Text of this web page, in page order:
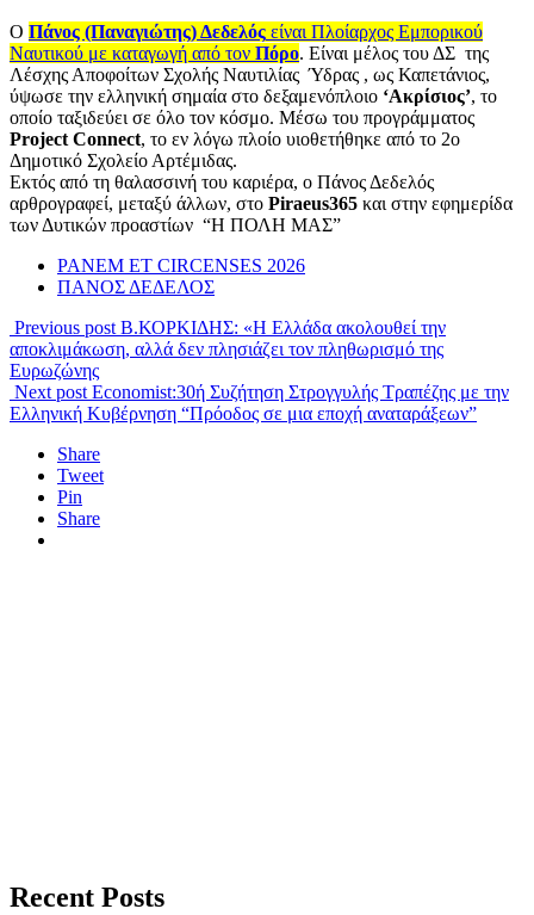
Ο Πάνος (Παναγιώτης) Δεδελός είναι Πλοίαρχος Εμπορικού
Ναυτικού με καταγωγή από τον Πόρο. Είναι μέλος του ΔΣ της
Λέσχης Αποφοίτων Σχολής Ναυτιλίας Ύδρας , ως Καπετάνιος,
ύψωσε την ελληνική σημαία στο δεξαμενόπλοιο ‘Ακρίσιος’, το
οποίο ταξιδεύει σε όλο τον κόσμο. Μέσω του προγράμματος
Project Connect, το εν λόγω πλοίο υιοθετήθηκε από το 2ο
Δημοτικό Σχολείο Αρτέμιδας.
Εκτός από τη θαλασσινή του καριέρα, ο Πάνος Δεδελός
αρθρογραφεί, μεταξύ άλλων, στο Piraeus365 και στην εφημερίδα
των Δυτικών προαστίων “Η ΠΟΛΗ ΜΑΣ”
PANEM ET CIRCENSES 2026
ΠΑΝΟΣ ΔΕΔΕΛΟΣ
Previous post Β.ΚΟΡΚΙΔΗΣ: «Η Ελλάδα ακολουθεί την
αποκλιμάκωση, αλλά δεν πλησιάζει τον πληθωρισμό της
Ευρωζώνης
Next post Economist:30ή Συζήτηση Στρογγυλής Τραπέζης με την
Ελληνική Κυβέρνηση “Πρόοδος σε μια εποχή αναταράξεων”
Share
Tweet
Pin
Share
Recent Posts